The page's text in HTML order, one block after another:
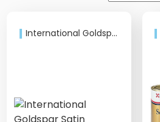
International Goldspar Satin